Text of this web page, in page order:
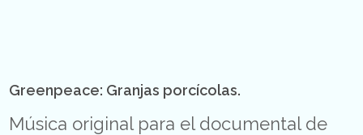
Greenpeace: Granjas porcícolas.
Música original para el documental de